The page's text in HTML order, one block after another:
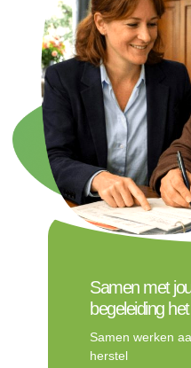
Samen met
begeleiding
Samen werken
herstel